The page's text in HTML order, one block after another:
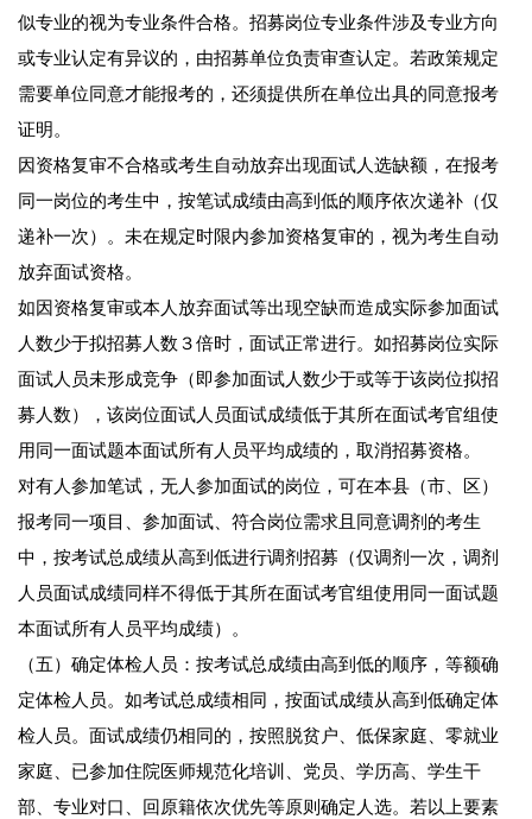
似专业的视为专业条件合格。招募岗位专业条件涉及专业方向
或专业认定有异议的，由招募单位负责审查认定。若政策规定
需要单位同意才能报考的，还须提供所在单位出具的同意报考
证明。
因资格复审不合格或考生自动放弃出现面试人选缺额，在报考
同一岗位的考生中，按笔试成绩由高到低的顺序依次递补（仅
递补一次）。未在规定时限内参加资格复审的，视为考生自动
放弃面试资格。
如因资格复审或本人放弃面试等出现空缺而造成实际参加面试
人数少于拟招募人数３倍时，面试正常进行。如招募岗位实际
面试人员未形成竞争（即参加面试人数少于或等于该岗位拟招
募人数），该岗位面试人员面试成绩低于其所在面试考官组使
用同一面试题本面试所有人员平均成绩的，取消招募资格。
对有人参加笔试，无人参加面试的岗位，可在本县（市、区）
报考同一项目、参加面试、符合岗位需求且同意调剂的考生
中，按考试总成绩从高到低进行调剂招募（仅调剂一次，调剂
人员面试成绩同样不得低于其所在面试考官组使用同一面试题
本面试所有人员平均成绩）。
（五）确定体检人员：按考试总成绩由高到低的顺序，等额确
定体检人员。如考试总成绩相同，按面试成绩从高到低确定体
检人员。面试成绩仍相同的，按照脱贫户、低保家庭、零就业
家庭、已参加住院医师规范化培训、党员、学历高、学生干
部、专业对口、回原籍依次优先等原则确定人选。若以上要素